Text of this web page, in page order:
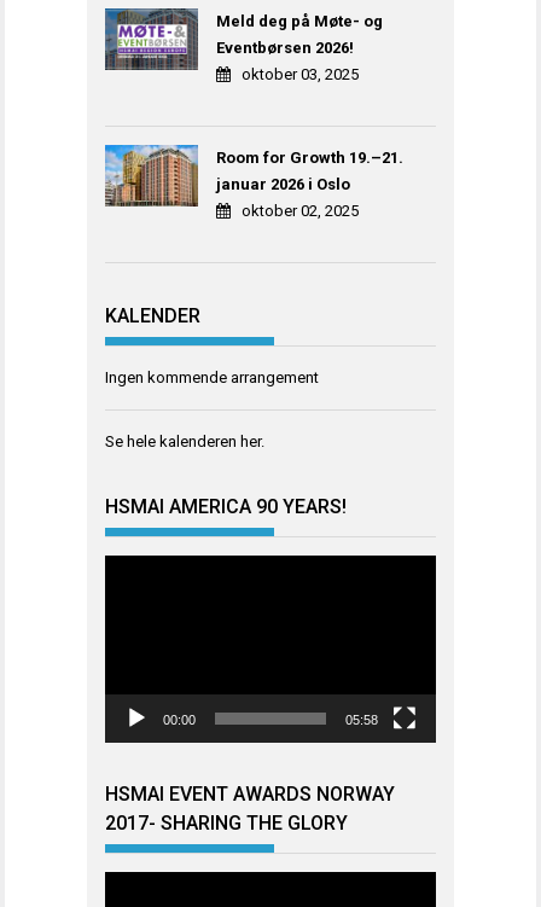
Meld deg på Møte- og
Eventbørsen 2026!
oktober 03, 2025
Room for Growth 19.–21.
januar 2026 i Oslo
oktober 02, 2025
KALENDER
Ingen kommende arrangement
Se hele kalenderen her.
HSMAI AMERICA 90 YEARS!
00:00 05:58
HSMAI EVENT AWARDS NORWAY
2017- SHARING THE GLORY